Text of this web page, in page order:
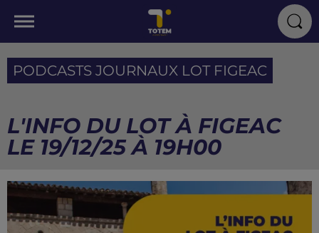
PODCASTS JOURNAUX LOT FIGEAC
L'INFO DU LOT À FIGEAC
LE 19/12/25 À 19H00